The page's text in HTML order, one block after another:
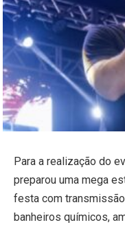
Para a realização do
preparou uma mega
festa com
banheiros químicos,